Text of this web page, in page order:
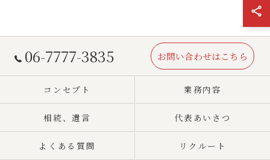
06-7777-3835 お問い合わせはこちら
コンセプト 業務内容
相続、遺言 代表あいさつ
よくある質問 リクルート